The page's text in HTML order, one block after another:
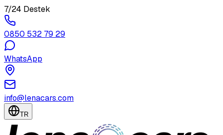
7/24 Destek
0850 532 79 29
WhatsApp
info@lenacars.com
TR